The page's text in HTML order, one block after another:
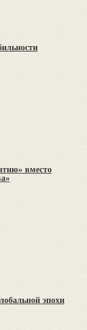
вместо
эпохи